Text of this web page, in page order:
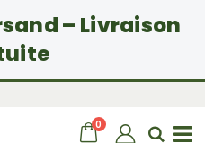
– Livraison
Chariot
0 articles